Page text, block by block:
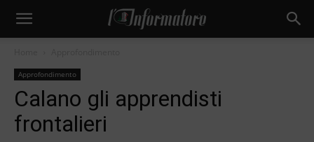
Approfondimento
Calano gli apprendisti
frontalieri